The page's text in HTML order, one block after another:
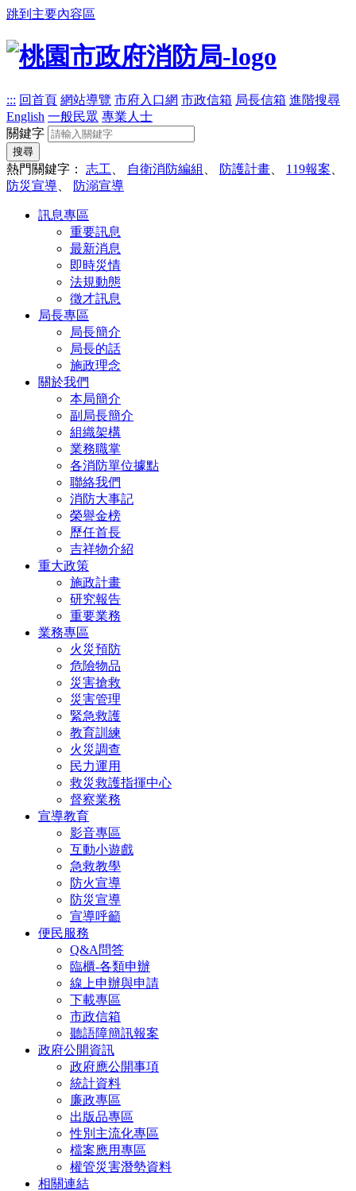
跳到主要內容區
::: 回首頁 網站導覽 市府入口網 市政信箱 局長信箱 進階搜尋
English 一般民眾 專業人士
關鍵字
搜尋
熱門關鍵字： 志工 自衛消防編組 防護計畫 119報案
防災宣導
防溺宣導
訊息專區
重要訊息
最新消息
即時災情
法規動態
徵才訊息
局長專區
局長簡介
局長的話
施政理念
關於我們
本局簡介
副局長簡介
組織架構
業務職掌
各消防單位據點
聯絡我們
消防大事記
榮譽金榜
歷任首長
吉祥物介紹
重大政策
施政計畫
研究報告
重要業務
業務專區
火災預防
危險物品
災害搶救
災害管理
緊急救護
教育訓練
火災調查
民力運用
救災救護指揮中心
督察業務
宣導教育
影音專區
互動小遊戲
急救教學
防火宣導
防災宣導
宣導呼籲
便民服務
Q&A問答
臨櫃-各類申辦
線上申辦與申請
下載專區
市政信箱
聽語障簡訊報案
政府公開資訊
政府應公開事項
統計資料
廉政專區
出版品專區
性別主流化專區
檔案應用專區
權管災害潛勢資料
相關連結